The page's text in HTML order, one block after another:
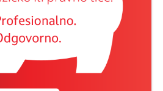
da su strpljivi investitori
rizika jeste
raspodjela sredstava na